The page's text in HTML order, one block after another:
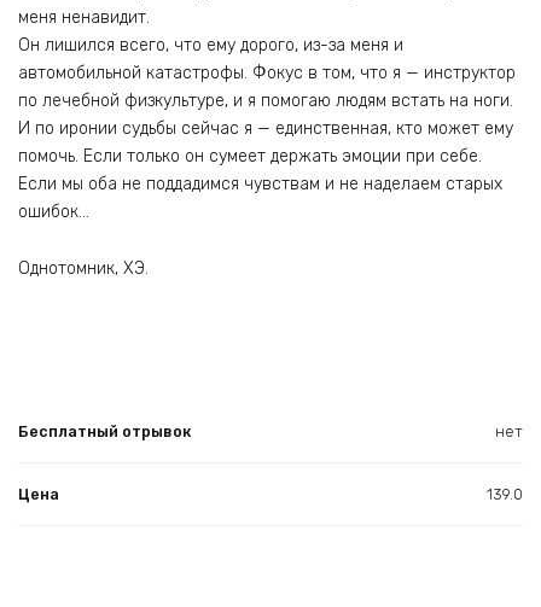
меня ненавидит.
Он лишился всего, что ему дорого, из-за меня и
автомобильной катастрофы. Фокус в том, что я — инструктор
по лечебной физкультуре, и я помогаю людям встать на ноги.
И по иронии судьбы сейчас я — единственная, кто может ему
помочь. Если только он сумеет держать эмоции при себе.
Если мы оба не поддадимся чувствам и не наделаем старых
ошибок…
Однотомник, ХЭ.
Бесплатный отрывок нет
Цена 139.0